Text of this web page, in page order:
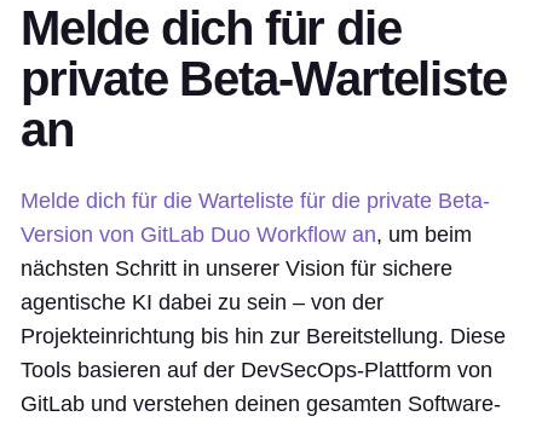
Melde dich für die
private Beta-Warteliste
an
Melde dich für die Warteliste für die private Beta-
Version von GitLab Duo Workflow an, um beim
nächsten Schritt in unserer Vision für sichere
agentische KI dabei zu sein – von der
Projekteinrichtung bis hin zur Bereitstellung. Diese
Tools basieren auf der DevSecOps-Plattform von
GitLab und verstehen deinen gesamten Software-